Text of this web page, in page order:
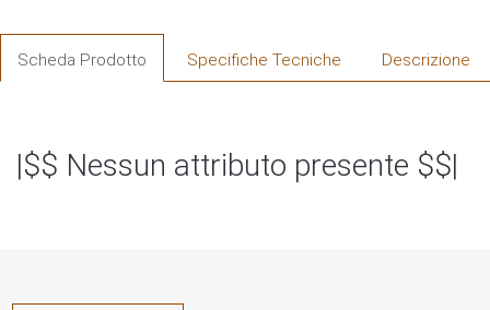
Scheda Prodotto Specifiche Tecniche Descrizione
|$$ Nessun attributo presente $$|